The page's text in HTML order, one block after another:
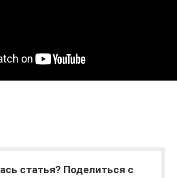
статья? Поделиться с